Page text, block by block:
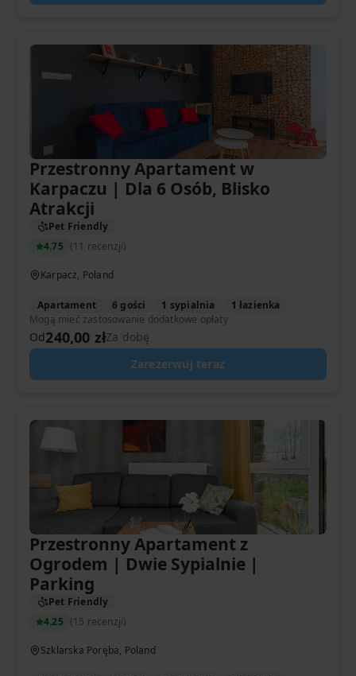
Przestronny Apartament w
Karpaczu | Dla 6 Osób, Blisko
Atrakcji
Pet Friendly
4.75 (11 recenzji)
Karpacz, Poland
Apartament 6 gości 1 sypialnia 1 łazienka
Od240,00 złZa dobę
Zarezerwuj teraz
Mogą mieć zastosowanie dodatkowe opłaty
Przestronny Apartament z
Ogrodem | Dwie Sypialnie |
Parking
Pet Friendly
4.25 (15 recenzji)
Szklarska Poręba, Poland